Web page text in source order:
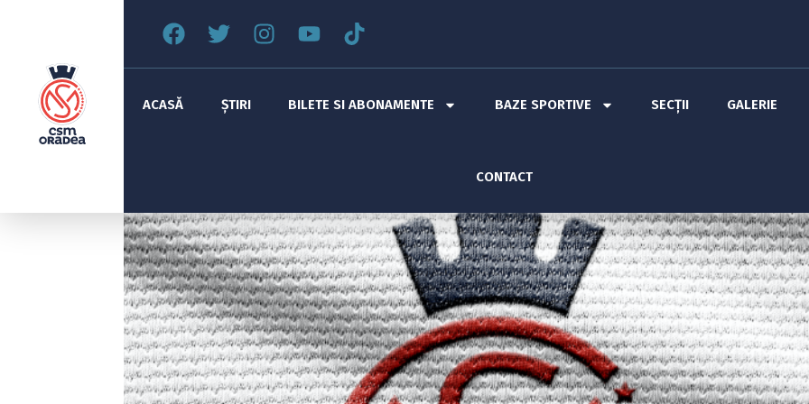
ACASĂ ȘTIRI BILETE SI ABONAMENTE BAZE SPORTIVE SECȚII GALERIE
CONTACT